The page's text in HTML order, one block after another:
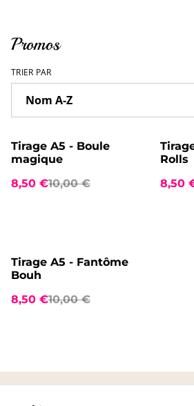
Promos
TRIER PAR
%
Tirage A5 - Boule
magique
8,50 €10,00 €
%
Rolls
8,50
%
Tirage A5 - Fantôme
Bouh
8,50 €10,00 €